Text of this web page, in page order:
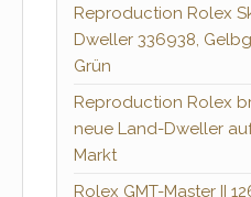
Reproduction Rolex
Dweller 336938,
Grün
Reproduction Rolex
neue Land-Dweller
Markt
Rolex GMT-Master II